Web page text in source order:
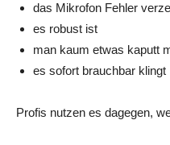
das Mikrofon Fehler
es robust ist
man kaum etwas kaputt
es sofort brauchbar klingt
Profis nutzen es dagegen,